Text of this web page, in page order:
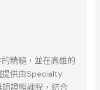
精髓，並在高雄的
提供由Specialty
證照課程，結合